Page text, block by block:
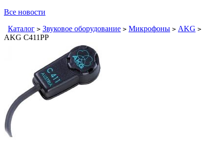
Все новости
Каталог > Звуковое оборудование > Микрофоны > AKG >
AKG C411PP